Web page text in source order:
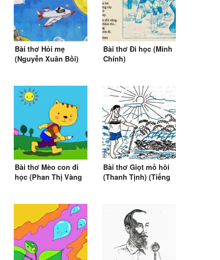
Bài thơ Hỏi mẹ
(Nguyễn Xuân Bồi)
Bài thơ Đi học (Minh
Chính)
Bài thơ Mèo con đi
học (Phan Thị Vàng
Bài thơ Giọt mồ hôi
(Thanh Tịnh) (Tiếng